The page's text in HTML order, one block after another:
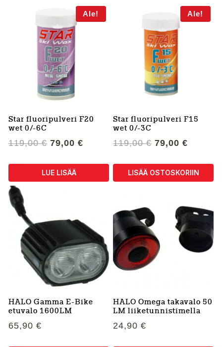
Ale!
Star fluoripulveri F20
wet 0/-6C
119,00€ Alkuperäinen
oli:
119,00 €.
79,00 € Nykyinen
on:
LUE LISÄÄ
Ale!
Star fluoripulveri F15
wet 0/-3C
119,00€ Alkuperäinen
oli:
119,00 €.
79,00 €
on:
79,00
LISÄÄ OSTOSKORIIN
HALO Gamma E-Bike
etuvalo 1600LM
65,90 €
HALO Omega takavalo 50
LM liiketunnistimella
24,90 €